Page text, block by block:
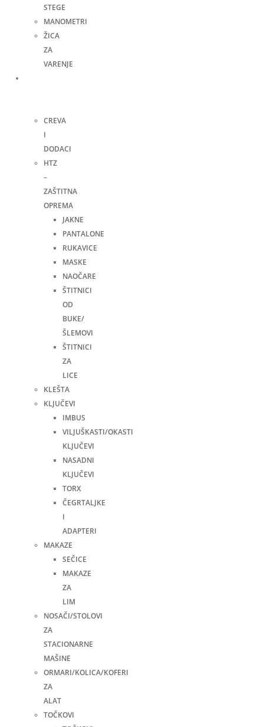
STEGE
MANOMETRI
ŽICA
ZA
VARENJE
CREVA
I
DODACI
HTZ
–
ZAŠTITNA
OPREMA
JAKNE
PANTALONE
RUKAVICE
MASKE
NAOČARE
ŠTITNICI
OD
BUKE/
ŠLEMOVI
ŠTITNICI
ZA
LICE
KLEŠTA
KLJUČEVI
IMBUS
VILJUŠKASTI/OKASTI
KLJUČEVI
NASADNI
KLJUČEVI
TORX
ČEGRTALJKE
I
ADAPTERI
MAKAZE
SEČICE
MAKAZE
ZA
LIM
NOSAČI/STOLOVI
ZA
STACIONARNE
MAŠINE
ORMARI/KOLICA/KOFERI
ZA
ALAT
TOČKOVI